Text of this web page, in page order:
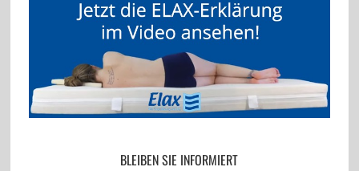
BLEIBEN SIE INFORMIERT